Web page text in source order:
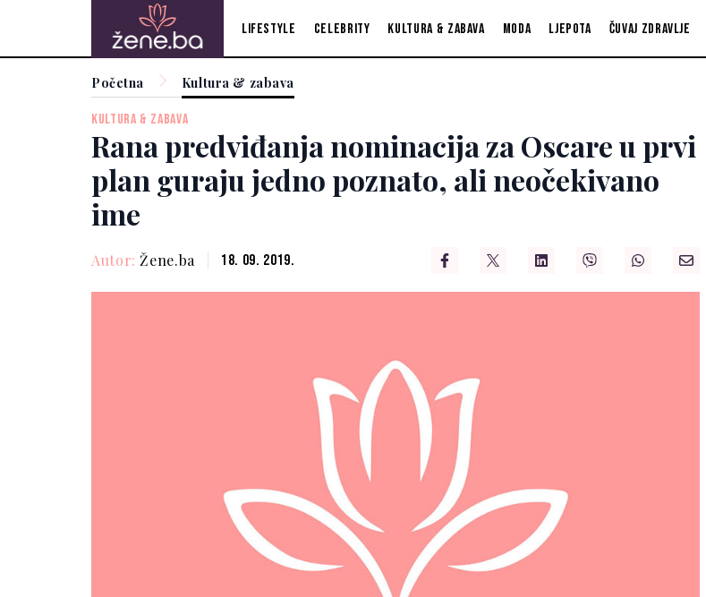
Lifestyle Celebrity Kultura & zabava Moda Ljepota Čuvaj zdravlje
Početna Kultura & zabava
KULTURA & ZABAVA
Rana predviđanja nominacija za Oscare u prvi
plan guraju jedno poznato, ali neočekivano
ime
Autor: Žene.ba 18. 09. 2019.